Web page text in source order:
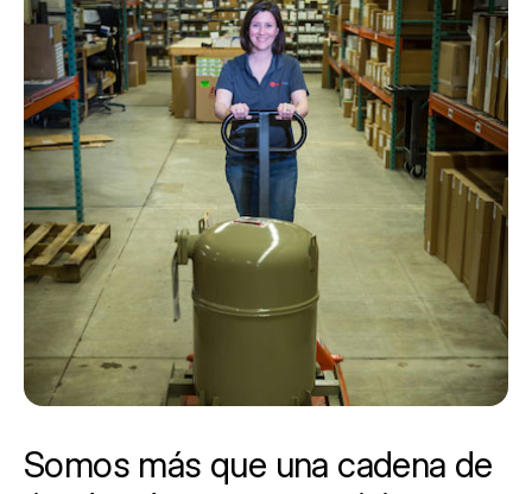
Somos más que una cadena de